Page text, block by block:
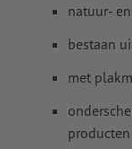
natuur-
bestaan
met
producten